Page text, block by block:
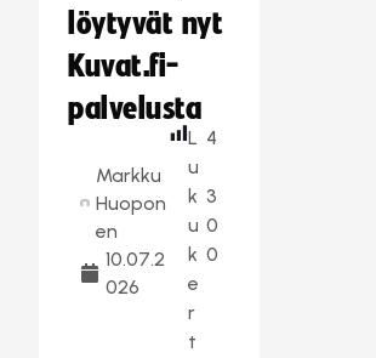
löytyvät nyt
Kuvat.fi-
palvelusta
Markku
Huopon
en
10.07.2
026
L
u
k
u
k
e
r
t
4
3
0
0